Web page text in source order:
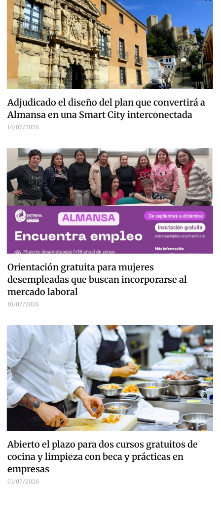
Adjudicado el diseño del plan que convertirá a
Almansa en una Smart City interconectada
14/07/2026
Orientación gratuita para mujeres
desempleadas que buscan incorporarse al
mercado laboral
10/07/2026
Abierto el plazo para dos cursos gratuitos de
cocina y limpieza con beca y prácticas en
empresas
01/07/2026